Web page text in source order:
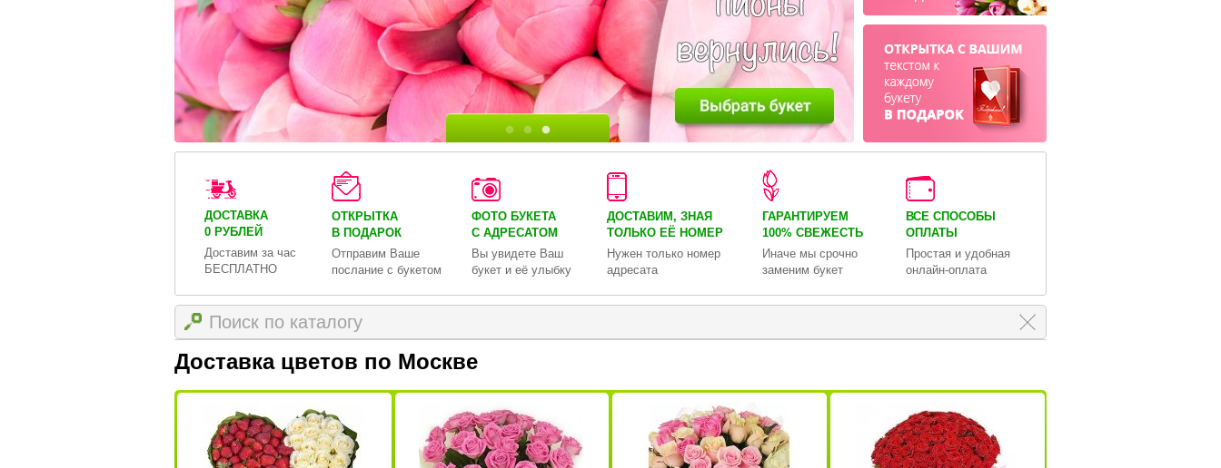
ДОСТАВКА
0 РУБЛЕЙ
Доставим за час
БЕСПЛАТНО
ОТКРЫТКА
В ПОДАРОК
Отправим Ваше
послание с букетом
ФОТО БУКЕТА
С АДРЕСАТОМ
Вы увидете Ваш
букет и её улыбку
ДОСТАВИМ, ЗНАЯ
ТОЛЬКО ЕЁ НОМЕР
Нужен только номер
адресата
ГАРАНТИРУЕМ
100% СВЕЖЕСТЬ
Иначе мы срочно
заменим букет
ВСЕ СПОСОБЫ
ОПЛАТЫ
Простая и удобная
онлайн-оплата
Доставка цветов по Москве